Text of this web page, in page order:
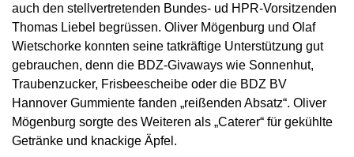
auch den stellvertretenden Bundes- ud HPR-Vorsitzenden
Thomas Liebel begrüssen. Oliver Mögenburg und Olaf
Wietschorke konnten seine tatkräftige Unterstützung gut
gebrauchen, denn die BDZ-Givaways wie Sonnenhut,
Traubenzucker, Frisbeescheibe oder die BDZ BV
Hannover Gummiente fanden „reißenden Absatz“. Oliver
Mögenburg sorgte des Weiteren als „Caterer“ für gekühlte
Getränke und knackige Äpfel.